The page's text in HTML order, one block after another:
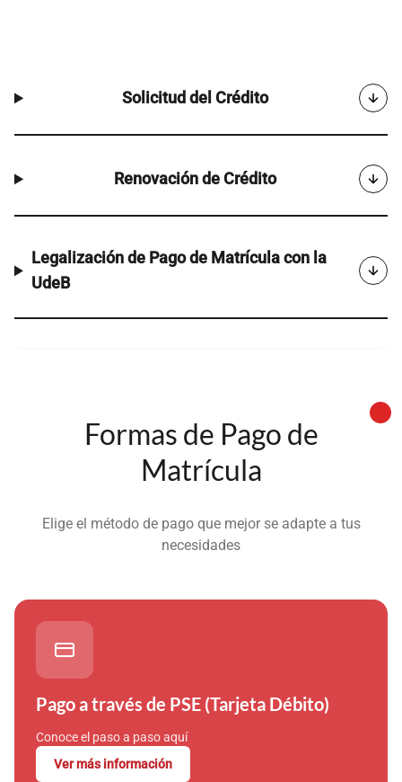
Solicitud del Crédito
Renovación de Crédito
Legalización de Pago de Matrícula con la
UdeB
Formas de Pago de
Matrícula
Elige el método de pago que mejor se adapte a tus
necesidades
Pago a través de PSE (Tarjeta Débito)
Conoce el paso a paso aquí
Ver más información